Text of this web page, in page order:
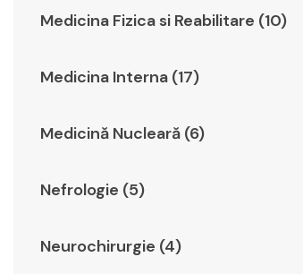
Medicina Fizica si Reabilitare (10)
Medicina Interna (17)
Medicină Nucleară (6)
Nefrologie (5)
Neurochirurgie (4)